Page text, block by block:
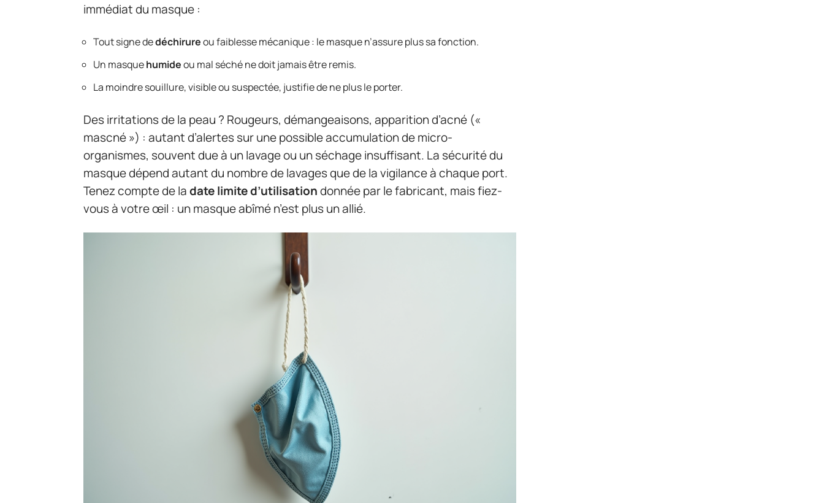
immédiat du masque :
Tout signe dedéchirureou faiblesse mécanique : le masque n’assure plus sa fonction.
Un masquehumideou mal séché ne doit jamais être remis.
La moindre souillure, visible ou suspectée, justifie de ne plus le porter.
Des irritations de la peau ? Rougeurs, démangeaisons, apparition d’acné («
mascné ») : autant d’alertes sur une possible accumulation de micro-
organismes, souvent due à un lavage ou un séchage insuffisant. La sécurité du
masque dépend autant du nombre de lavages que de la vigilance à chaque port.
Tenez compte de ladate limite d’utilisationdonnée par le fabricant, mais fiez-
vous à votre œil : un masque abîmé n’est plus un allié.